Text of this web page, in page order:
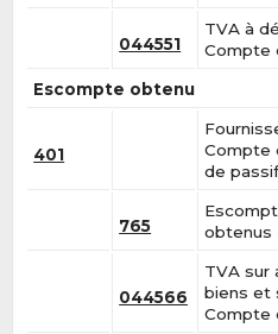
044551
TVA à
Compte
Escompte obtenu
401
Compte
de
765
obtenus
044566
TVA sur
biens et
Compte